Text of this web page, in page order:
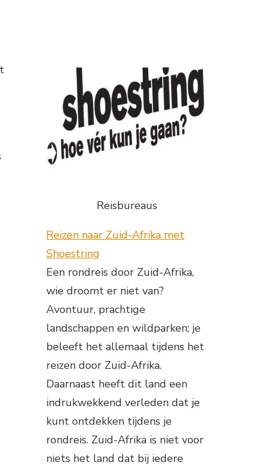
Reisbureaus
Reizen naar Zuid-Afrika met
Shoestring
Een rondreis door Zuid-Afrika,
wie droomt er niet van?
Avontuur, prachtige
landschappen en wildparken; je
beleeft het allemaal tijdens het
reizen door Zuid-Afrika.
Daarnaast heeft dit land een
indrukwekkend verleden dat je
kunt ontdekken tijdens je
rondreis. Zuid-Afrika is niet voor
niets het land dat bij iedere